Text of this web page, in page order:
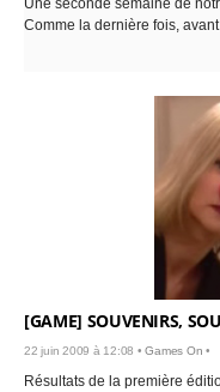
Comme la dernière fois, avant
[GAME] SOUVENIRS,
22 juin 2009 à 12:08 •Games On •
Résultats de la première